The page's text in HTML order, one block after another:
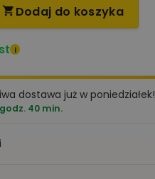
 Dodaj do koszyka
i
dostawa już w poniedziałek!
40 min.